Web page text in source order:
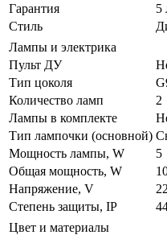
Гарантия
5
Стиль
Лампы и электрика
Пульт ДУ
Тип цоколя
Количество ламп
2
Лампы в комплекте
Тип лампочки (основной)
Мощность лампы, W
5
Общая мощность, W
Напряжение, V
Степень защиты, IP
Цвет и материалы